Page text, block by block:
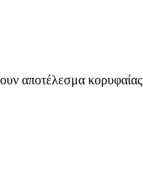
αποτέλεσμα κορυφαίας